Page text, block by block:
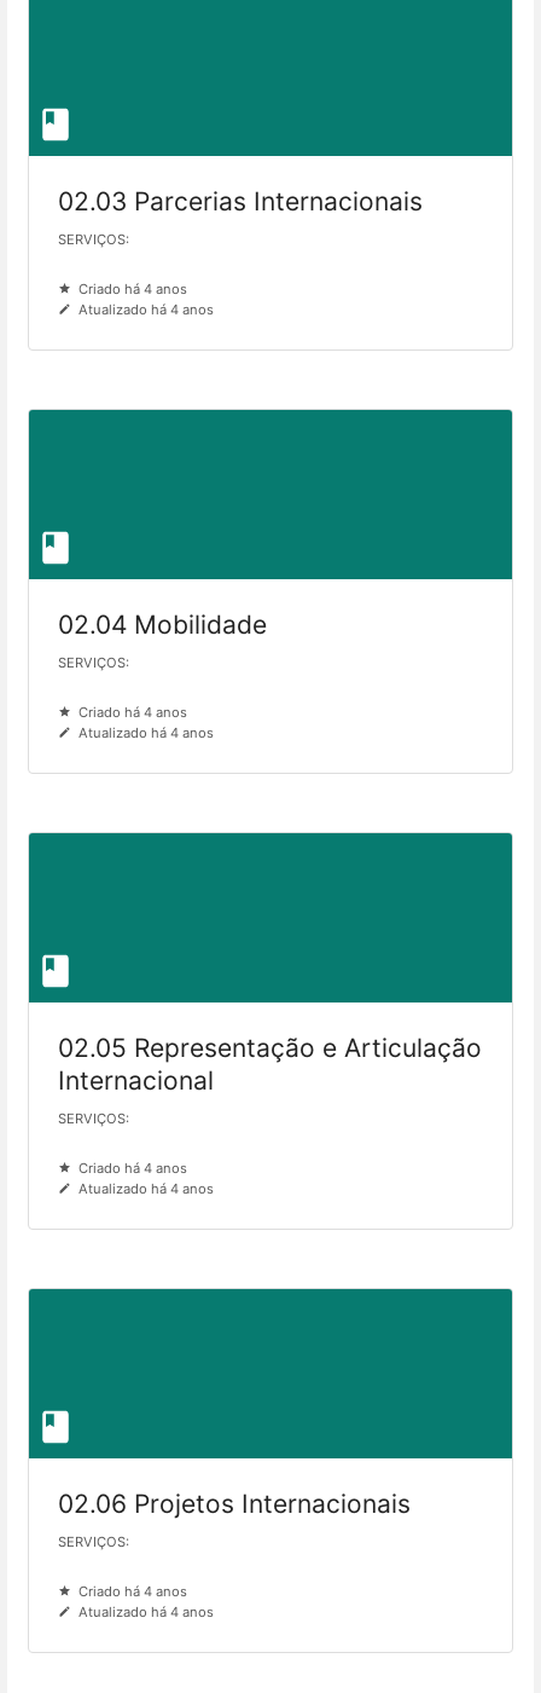
02.03 Parcerias Internacionais
SERVIÇOS:
Criado há 4 anos
Atualizado há 4 anos
02.04 Mobilidade
SERVIÇOS:
Criado há 4 anos
Atualizado há 4 anos
02.05 Representação e Articulação
Internacional
SERVIÇOS:
Criado há 4 anos
Atualizado há 4 anos
02.06 Projetos Internacionais
SERVIÇOS:
Criado há 4 anos
Atualizado há 4 anos